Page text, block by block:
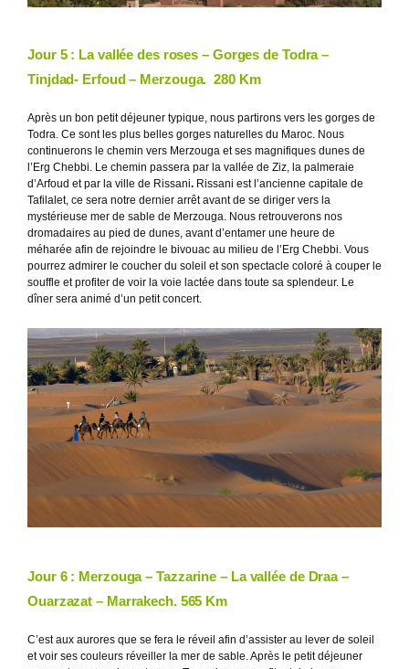
Jour 5 : La vallée des roses – Gorges de Todra –
Tinjdad- Erfoud– Merzouga. 280 Km
Après un bon petit déjeuner typique, nous partirons vers les gorges de
Todra. Ce sont les plus belles gorges naturelles du Maroc. Nous
continuerons le chemin vers Merzouga et ses magnifiques dunes de
l’Erg Chebbi. Le chemin passera par la vallée de Ziz, la palmeraie
d’Arfoud et par la ville de Rissani. Rissani est l’ancienne capitale de
Tafilalet, ce sera notre dernier arrêt avant de se diriger vers la
mystérieuse mer de sable de Merzouga. Nous retrouverons nos
dromadaires au pied de dunes, avant d’entamer une heure de
méharée afin de rejoindre le bivouac au milieu de l’Erg Chebbi. Vous
pourrez admirer le coucher du soleil et son spectacle coloré à couper le
souffle et profiter de voir la voie lactée dans toute sa splendeur. Le
dîner sera animé d’un petit concert.
Jour 6 : Merzouga–Tazzarine – La vallée de Draa –
Ouarzazat – Marrakech. 565 Km
C’est aux aurores que se fera le réveil afin d’assister au lever de soleil
et voir ses couleurs réveiller la mer de sable. Après le petit déjeuner